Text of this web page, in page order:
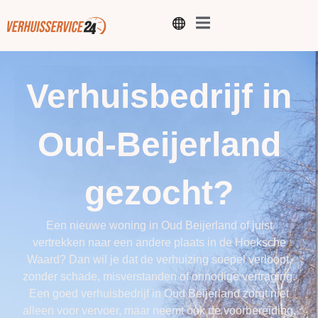
Verhuisbedrijf in
Oud-Beijerland
gezocht?
Een nieuwe woning in Oud Beijerland of juist
vertrekken naar een andere plaats in de Hoeksche
Waard? Dan wil je dat de verhuizing soepel verloopt,
zonder schade, misverstanden of onnodige vertraging.
Een goed verhuisbedrijf in Oud Beijerland zorgt niet
alleen voor vervoer, maar neemt ook de voorbereiding,